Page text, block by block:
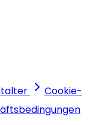
Cookie-